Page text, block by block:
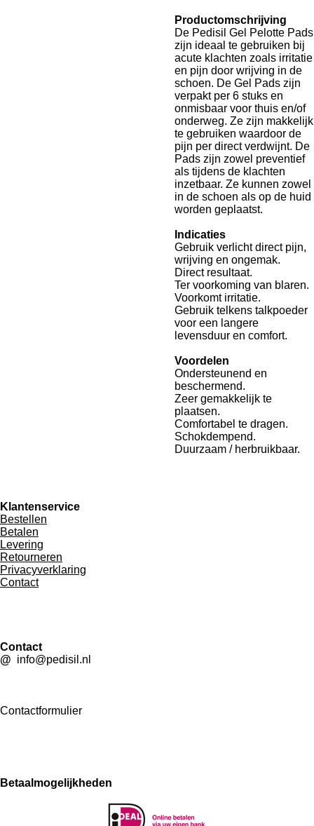
Productomschrijving
De Pedisil Gel Pelotte Pads
zijn ideaal te gebruiken bij
acute klachten zoals irritatie
en pijn door wrijving in de
schoen. De Gel Pads zijn
verpakt per 6 stuks en
onmisbaar voor thuis en/of
onderweg. Ze zijn makkelijk
te gebruiken waardoor de
pijn per direct verdwijnt. De
Pads zijn zowel preventief
als tijdens de klachten
inzetbaar. Ze kunnen zowel
in de schoen als op de huid
worden geplaatst.
Indicaties
Gebruik verlicht direct pijn,
wrijving en ongemak.
Direct resultaat.
Ter voorkoming van blaren.
Voorkomt irritatie.
Gebruik telkens talkpoeder
voor een langere
levensduur en comfort.
Voordelen
Ondersteunend en
beschermend.
Zeer gemakkelijk te
plaatsen.
Comfortabel te dragen.
Schokdempend.
Duurzaam / herbruikbaar.
Klantenservice
Bestellen
Betalen
Levering
Retourneren
Privacyverklaring
Contact
Contact
@ info@pedisil.nl
Contactformulier
Betaalmogelijkheden